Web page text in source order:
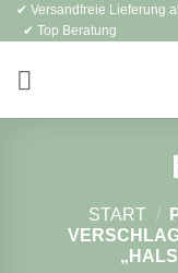
Zum
Inhalt
springen
✔ Versandfreie Lieferung
✔ Top Beratung
START /